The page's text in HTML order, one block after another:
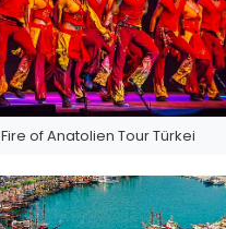
Fire of Anatolien Tour Türkei